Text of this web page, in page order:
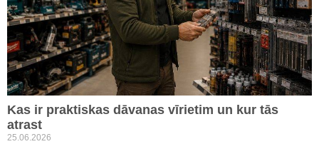
Kas ir praktiskas dāvanas vīrietim un kur tās
atrast
25.06.2026